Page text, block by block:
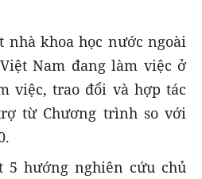
nhà khoa học nước ngoài
Nam đang làm việc ở
việc, trao đổi và hợp tác
từ Chương trình so với
5 hướng nghiên cứu chủ